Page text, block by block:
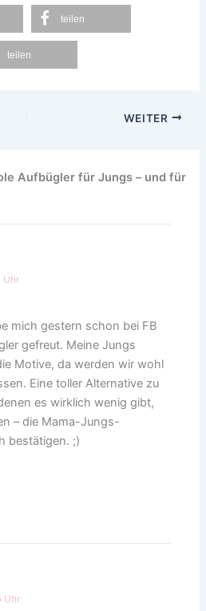
teilen
teilen
WEITER
Aufbügler für Jungs – und für
Uhr
mich gestern schon bei FB
gefreut. Meine Jungs
Motive, da werden wir wohl
Eine toller Alternative zu
es wirklich wenig gibt,
– die Mama-Jungs-
bestätigen. ;)
Uhr